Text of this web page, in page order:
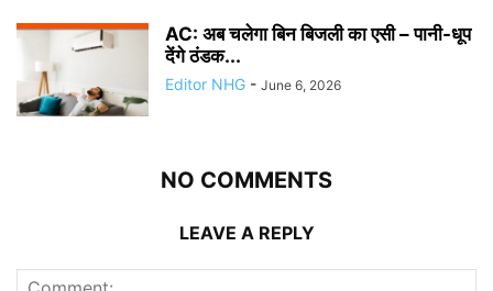
AC: अब चलेगा बिन बिजली का एसी – पानी-धूप
देंगे ठंडक...
Editor NHG - June 6, 2026
NO COMMENTS
LEAVE A REPLY